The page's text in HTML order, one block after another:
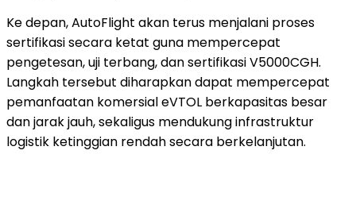
Ke depan, AutoFlight akan terus menjalani proses
sertifikasi secara ketat guna mempercepat
pengetesan, uji terbang, dan sertifikasi V5000CGH.
Langkah tersebut diharapkan dapat mempercepat
pemanfaatan komersial eVTOL berkapasitas besar
dan jarak jauh, sekaligus mendukung infrastruktur
logistik ketinggian rendah secara berkelanjutan.